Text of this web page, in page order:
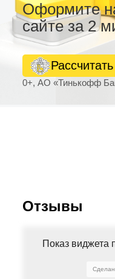
Оформите
сайте за 2
0+, АО «Тинькофф
Отзывы
Показ виджета